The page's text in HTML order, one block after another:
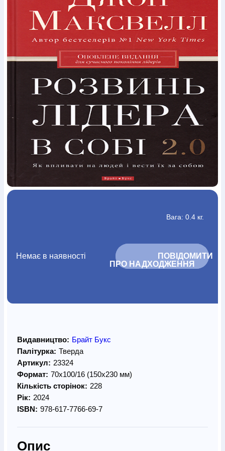
Шлюб і сім`яЮдаїзм
Супутні товари
ПеріодикаАудіоРучки кулькові ВідеоГалантерея
Закладки для книгФутболкиБрелокиСумкиБіжутерія
Щоденники / щотижневикиВироби з дерева
Вироби з кераміки і глиниВироби з сріблаКартини
Навчальні мапиШкіряні виробиМагнітиМеталеві
Міні-лампи НаклейкиНастільні ігриПакети
подарункові
ПлакатиПластмасові виробиХустки
Подарункові картки Розвиваючі ігри Репринти
Свічки
Зошити
Фотокартини Чохли на Библії
Головні убори
Календарі
Канцелярскі товариКомп`ютерні ігри
ЛистівкиСувенирна продукціяГодинники
Пазли
Книга в комплекті
За додатковою інформацією дзвоніть за номером:+38
(097) 880-6379
Ми у Facebook
Вага: 0.4 кг.
Немає в наявності
			ПОВІДОМИТИ
ПРО НАДХОДЖЕННЯ
Видавництво: Брайт Букс
Палітурка: Тверда
Артикул: 23324
Формат: 70х100/16 (150х230 мм)
Кількість сторінок: 228
Рік: 2024
ISBN: 978-617-7766-69-7
Опис